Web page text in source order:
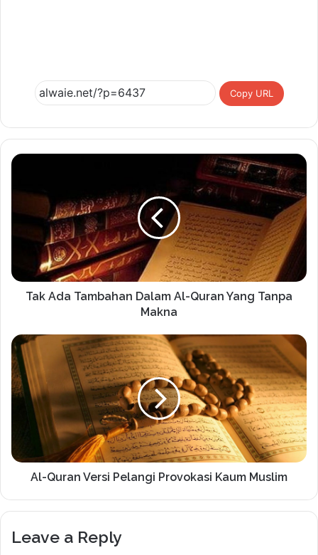
Copy URL
Tak Ada Tambahan Dalam Al-Quran Yang Tanpa
Makna
Al-Quran Versi Pelangi Provokasi Kaum Muslim
Leave a Reply